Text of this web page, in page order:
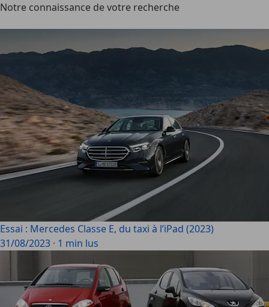
Notre connaissance de votre recherche
Essai : Mercedes Classe E, du taxi à l’iPad (2023)
31/08/2023 · 1 min lus